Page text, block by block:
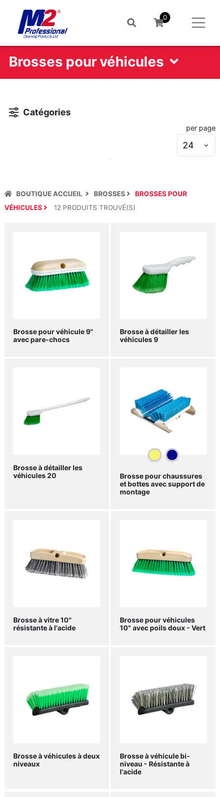
0
Brosses pour véhicules
Catégories
per page
BOUTIQUE ACCUEIL BROSSES
BROSSES POUR
VÉHICULES
12 PRODUITS TROUVÉ(S)
Brosse pour véhicule 9"
avec pare-chocs
Brosse à détailler les
véhicules 9
Brosse à détailler les
véhicules 20
Brosse pour chaussures
et bottes avec support de
montage
Brosse à vitre 10"
résistante à l'acide
Brosse pour véhicules
10" avec poils doux - Vert
Brosse à véhicules à deux
niveaux
Brosse à véhicule bi-
niveau - Résistante à
l'acide